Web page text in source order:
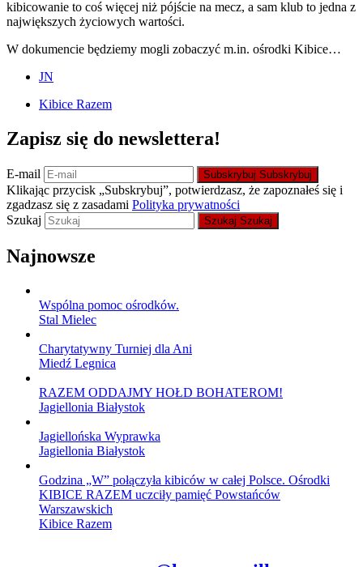
kibicowanie to coś więcej niż pójście na mecz, a sam klub to jedna z
największych życiowych wartości.
W dokumencie będziemy mogli zobaczyć m.in. ośrodki Kibice…
JN
Kibice Razem
Zapisz się do newslettera!
E-mail Subskrybuj Subskrybuj
Klikając przycisk „Subskrybuj”, potwierdzasz, że zapoznałeś się i
zgadzasz się z zasadami Polityka prywatności
Szukaj
Szukaj Szukaj
Najnowsze
Wspólna pomoc ośrodków.
Stal Mielec
Charytatywny Turniej dla Ani
Miedź Legnica
RAZEM ODDAJMY HOŁD BOHATEROM!
Jagiellonia Białystok
Jagiellońska Wyprawka
Jagiellonia Białystok
Godzina „W” połączyła kibiców w całej Polsce. Ośrodki
KIBICE RAZEM uczciły pamięć Powstańców
Warszawskich
Kibice Razem